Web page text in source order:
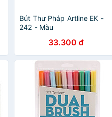
Bút Thư Pháp Artline EK -
242 - Màu
33.300 đ